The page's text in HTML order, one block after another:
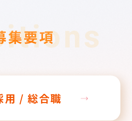
集要項
用 / 総合職